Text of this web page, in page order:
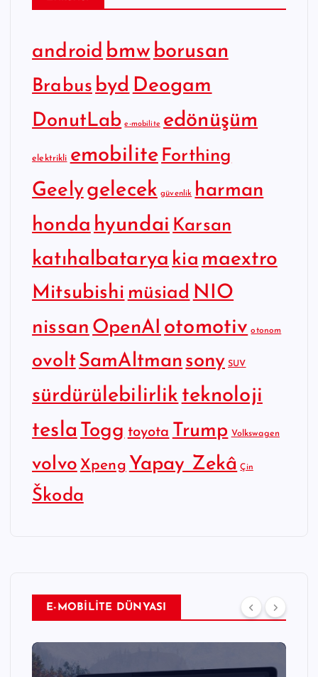
android bmw borusan
Brabus byd Deogam
DonutLab e-mobilite edönüşüm
elektrikli emobilite Forthing
Geelygelecek güvenlik harman
honda hyundai Karsan
katıhalbatarya kia maextro
Mitsubishi müsiad NIO
nissan OpenAI otomotiv otonom
ovoltSamAltman sony SUV
sürdürülebilirlik teknoloji
tesla Togg toyota Trump Volkswagen
volvo Xpeng Yapay Zekâ Çin
Škoda
E-MOBİLİTE DÜNYASI